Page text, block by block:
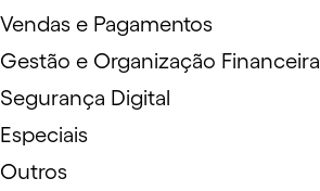
Vendas e Pagamentos
Gestão e Organização Financeira
Segurança Digital
Especiais
Outros